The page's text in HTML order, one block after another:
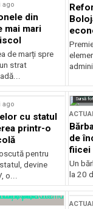
ago
din
mai mari
de marți spre
strat
ago
cu statul
printr-o
pentru
devine
o...
Sursă
de
fiicei
Un
la 20